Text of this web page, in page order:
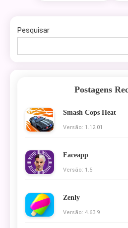
Pesquisar
Postagens
Smash Cops Heat
Versão: 1.12.01
Faceapp
Versão: 1.5
Zenly
Versão: 4.63.9